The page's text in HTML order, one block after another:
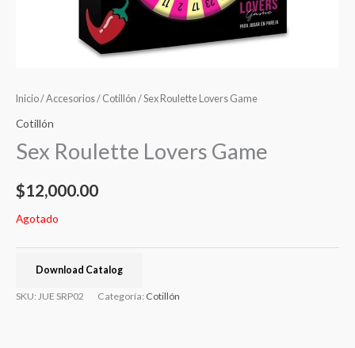
Inicio/Accesorios/ Cotillón / Sex Roulette Lovers Game
Cotillón
Sex Roulette Lovers Game
$12,000.00
Agotado
Download Catalog
SKU: JUE SRP02 Categoría: Cotillón